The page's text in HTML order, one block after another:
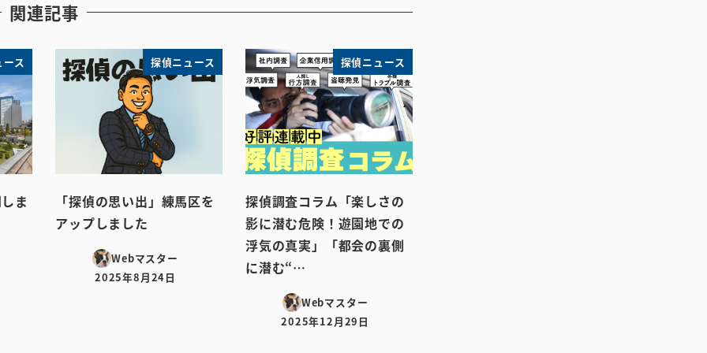
関連記事
ス
ま
探偵ニュース
「探偵の思い出」練馬区を
アップしました
Webマスター
投稿日
2025年8月24日
探偵ニュース
探偵調査コラム「楽しさの
影に潜む危険！遊園地での
浮気の真実」「都会の裏側
に潜む“…
Webマスター
投稿日
2025年12月29日